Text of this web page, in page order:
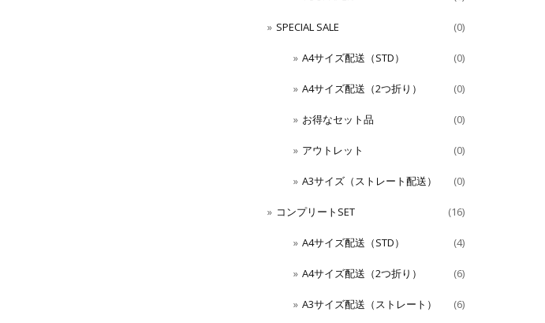
SPECIAL SALE (0)
A4サイズ配送（STD） (0)
A4サイズ配送（2つ折り） (0)
お得なセット品 (0)
アウトレット (0)
A3サイズ（ストレート配送） (0)
コンプリートSET (16)
A4サイズ配送（STD） (4)
A4サイズ配送（2つ折り） (6)
A3サイズ配送（ストレート） (6)